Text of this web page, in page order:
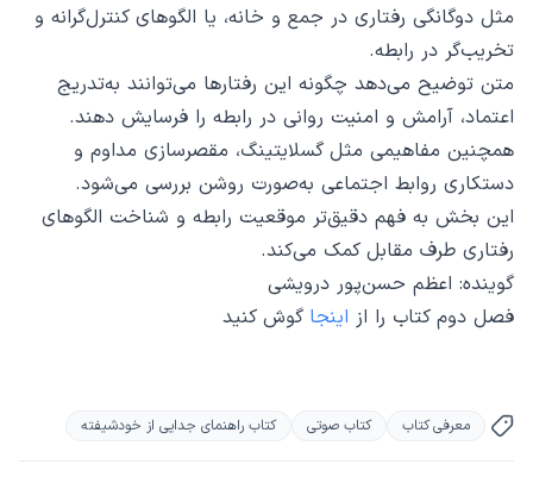
مثل دوگانگی رفتاری در جمع و خانه، یا الگوهای کنترل‌گرانه و
تخریب‌گر در رابطه.
متن توضیح می‌دهد چگونه این رفتارها می‌توانند به‌تدریج
اعتماد، آرامش و امنیت روانی در رابطه را فرسایش دهند.
همچنین مفاهیمی مثل گسلایتینگ، مقصرسازی مداوم و
دستکاری روابط اجتماعی به‌صورت روشن بررسی می‌شود.
این بخش به فهم دقیق‌تر موقعیت رابطه و شناخت الگوهای
رفتاری طرف مقابل کمک می‌کند.
گوینده: اعظم حسن‌پور درویشی
فصل دوم کتاب را از اینجا گوش کنید
معرفی کتاب کتاب صوتی کتاب راهنمای جدایی از خودشیفته